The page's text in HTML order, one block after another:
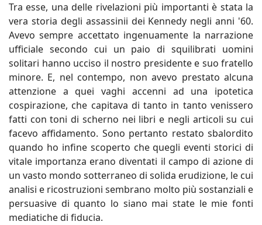
Tra esse, una delle rivelazioni più importanti è stata la
vera storia degli assassinii dei Kennedy negli anni '60.
Avevo sempre accettato ingenuamente la narrazione
ufficiale secondo cui un paio di squilibrati uomini
solitari hanno ucciso il nostro presidente e suo fratello
minore. E, nel contempo, non avevo prestato alcuna
attenzione a quei vaghi accenni ad una ipotetica
cospirazione, che capitava di tanto in tanto venissero
fatti con toni di scherno nei libri e negli articoli su cui
facevo affidamento. Sono pertanto restato sbalordito
quando ho infine scoperto che quegli eventi storici di
vitale importanza erano diventati il campo di azione di
un vasto mondo sotterraneo di solida erudizione, le cui
analisi e ricostruzioni sembrano molto più sostanziali e
persuasive di quanto lo siano mai state le mie fonti
mediatiche di fiducia.